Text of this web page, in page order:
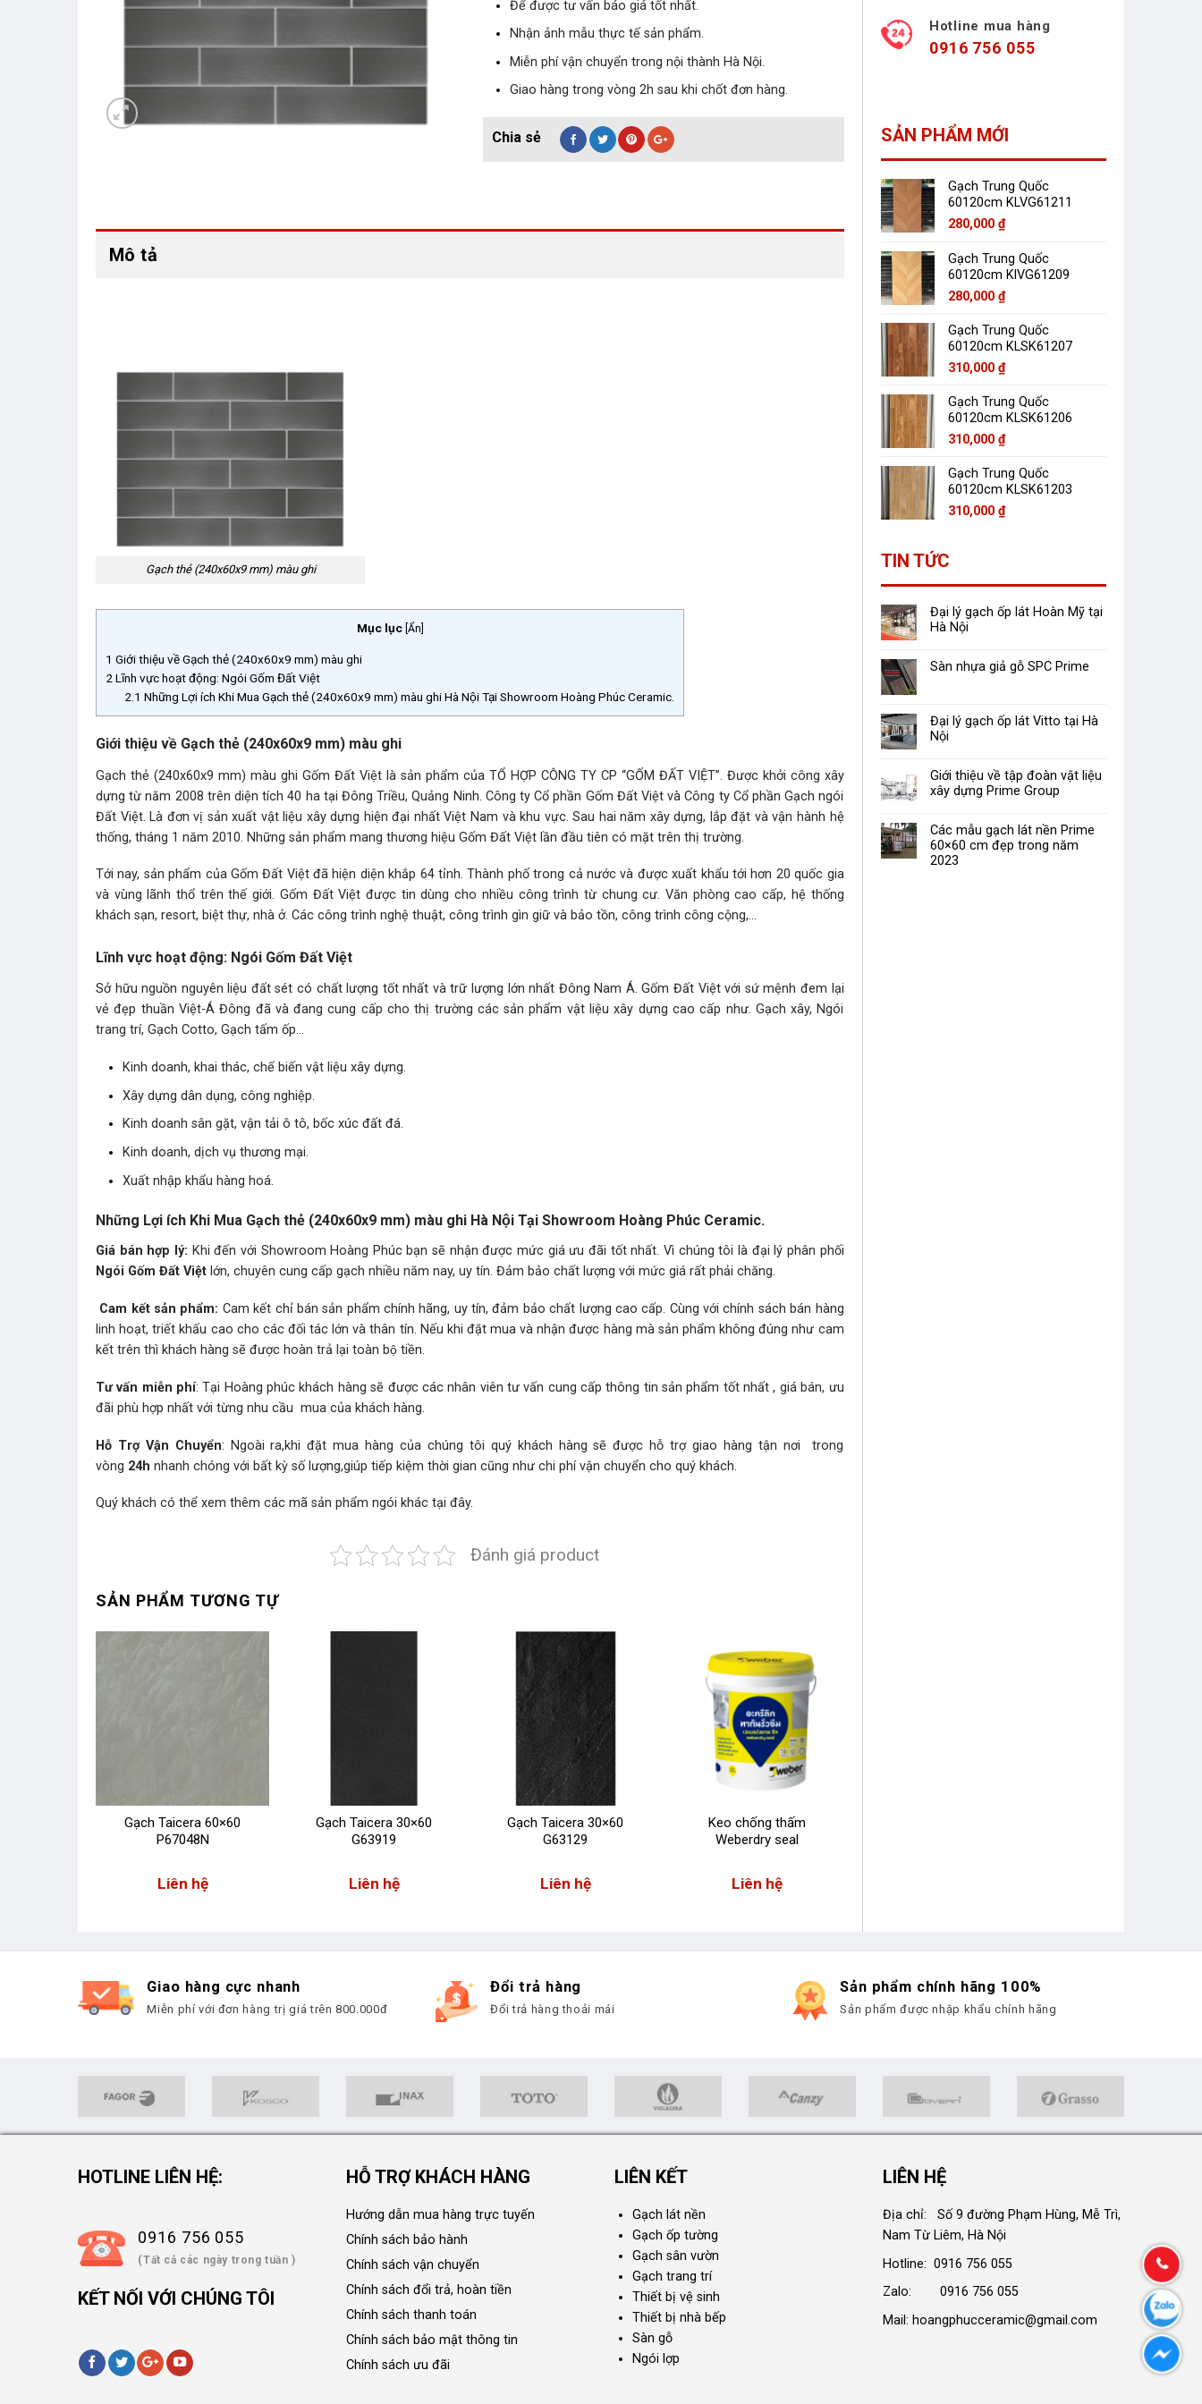
Để được tư vấn báo giá tốt nhất.
Nhận ảnh mẫu thực tế sản phẩm.
Miễn phí vận chuyển trong nội thành Hà Nội.
Giao hàng trong vòng 2h sau khi chốt đơn hàng.
Mô tả
Gạch thẻ (240x60x9 mm) màu ghi
Mục lục Ẩn
1 Giới thiệu về Gạch thẻ (240x60x9 mm) màu ghi
2 Lĩnh vực hoạt động: Ngói Gốm Đất Việt
2.1 Những Lợi ích Khi Mua Gạch thẻ (240x60x9 mm) màu ghi Hà Nội Tại Showroom Hoàng Phúc Ceramic.
Giới thiệu về Gạch thẻ (240x60x9 mm) màu ghi
Gạch thẻ (240x60x9 mm) màu ghi Gốm Đất Việt là sản phẩm của TỔ HỢP CÔNG TY CP “GỐM ĐẤT VIỆT”. Được khởi công xây
dựng từ năm 2008 trên diện tích 40 ha tại Đông Triều, Quảng Ninh. Công ty Cổ phần Gốm Đất Việt và Công ty Cổ phần Gạch ngói
Đất Việt. Là đơn vị sản xuất vật liệu xây dựng hiện đại nhất Việt Nam và khu vực. Sau hai năm xây dựng, lắp đặt và vận hành hệ
thống, tháng 1 năm 2010. Những sản phẩm mang thương hiệu Gốm Đất Việt lần đầu tiên có mặt trên thị trường.
Tới nay, sản phẩm của Gốm Đất Việt đã hiện diện khắp 64 tỉnh. Thành phố trong cả nước và được xuất khẩu tới hơn 20 quốc gia
và vùng lãnh thổ trên thế giới. Gốm Đất Việt được tin dùng cho nhiều công trình từ chung cư. Văn phòng cao cấp, hệ thống
khách sạn, resort, biệt thự, nhà ở. Các công trình nghệ thuật, công trình gìn giữ và bảo tồn, công trình công cộng,…
Lĩnh vực hoạt động: Ngói Gốm Đất Việt
Sở hữu nguồn nguyên liệu đất sét có chất lượng tốt nhất và trữ lượng lớn nhất Đông Nam Á. Gốm Đất Việt với sứ mệnh đem lại
vẻ đẹp thuần Việt-Á Đông đã và đang cung cấp cho thị trường các sản phẩm vật liệu xây dựng cao cấp như. Gạch xây, Ngói
trang trí, Gạch Cotto, Gạch tấm ốp…
Kinh doanh, khai thác, chế biến vật liệu xây dựng.
Xây dựng dân dụng, công nghiệp.
Kinh doanh sân gặt, vận tải ô tô, bốc xúc đất đá.
Kinh doanh, dịch vụ thương mại.
Xuất nhập khẩu hàng hoá.
Những Lợi ích Khi Mua Gạch thẻ (240x60x9 mm) màu ghi Hà Nội Tại Showroom Hoàng Phúc Ceramic.
Giá bán hợp lý: Khi đến với Showroom Hoàng Phúc bạn sẽ nhận được mức giá ưu đãi tốt nhất. Vì chúng tôi là đại lý phân phối
Ngói Gốm Đất Việt lớn, chuyên cung cấp gạch nhiều năm nay, uy tín. Đảm bảo chất lượng với mức giá rất phải chăng.
Cam kết sản phẩm: Cam kết chỉ bán sản phẩm chính hãng, uy tín, đảm bảo chất lượng cao cấp. Cùng với chính sách bán hàng
linh hoạt, triết khấu cao cho các đối tác lớn và thân tín. Nếu khi đặt mua và nhận được hàng mà sản phẩm không đúng như cam
kết trên thì khách hàng sẽ được hoàn trả lại toàn bộ tiền.
Tư vấn miễn phí: Tại Hoàng phúc khách hàng sẽ được các nhân viên tư vấn cung cấp thông tin sản phẩm tốt nhất , giá bán, ưu
đãi phù hợp nhất với từng nhu cầu mua của khách hàng.
Hỗ Trợ Vận Chuyển: Ngoài ra,khi đặt mua hàng của chúng tôi quý khách hàng sẽ được hỗ trợ giao hàng tận nơi trong
vòng 24h nhanh chóng với bất kỳ số lượng,giúp tiếp kiệm thời gian cũng như chi phí vận chuyển cho quý khách.
Quý khách có thể xem thêm các mã sản phẩm ngói khác tại đây.
Đánh giá product
SẢN PHẨM TƯƠNG TỰ
Gạch Taicera 60×60
P67048N
Liên hệ
Gạch Taicera 30×60
G63919
Liên hệ
Gạch Taicera 30×60
G63129
Liên hệ
Keo chống thấm
Weberdry seal
Liên hệ
Hotline mua hàng
0916 756 055
SẢN PHẨM MỚI
Gạch Trung Quốc
60120cm KLVG61211
280,000 ₫
Gạch Trung Quốc
60120cm KlVG61209
280,000 ₫
Gạch Trung Quốc
60120cm KLSK61207
310,000 ₫
Gạch Trung Quốc
60120cm KLSK61206
310,000 ₫
Gạch Trung Quốc
60120cm KLSK61203
310,000 ₫
TIN TỨC
Đại lý gạch ốp lát Hoàn Mỹ tại
Hà Nội
Sàn nhựa giả gỗ SPC Prime
Đại lý gạch ốp lát Vitto tại Hà
Nội
Giới thiệu về tập đoàn vật liệu
xây dựng Prime Group
Các mẫu gạch lát nền Prime
60×60 cm đẹp trong năm
2023
Giao hàng cực nhanh
Miễn phí với đơn hàng trị giá trên 800.000đ
Đổi trả hàng
Đổi trả hàng thoải mái
Sản phẩm chính hãng 100%
Sản phẩm được nhập khẩu chính hãng
HOTLINE LIÊN HỆ:
0916 756 055
(Tất cả các ngày trong tuần )
KẾT NỐI VỚI CHÚNG TÔI
HỖ TRỢ KHÁCH HÀNG
Hướng dẫn mua hàng trực tuyến
Chính sách bảo hành
Chính sách vận chuyển
Chính sách đổi trả, hoàn tiền
Chính sách thanh toán
Chính sách bảo mật thông tin
Chính sách ưu đãi
LIÊN KẾT
Gạch lát nền
Gạch ốp tường
Gạch sân vườn
Gạch trang trí
Thiết bị vệ sinh
Thiết bị nhà bếp
Sàn gỗ
Ngói lợp
LIÊN HỆ
Địa chỉ: Số 9 đường Phạm Hùng, Mễ Trì,
Nam Từ Liêm, Hà Nội
Hotline: 0916 756 055
Zalo: 0916 756 055
Mail: hoangphucceramic@gmail.com